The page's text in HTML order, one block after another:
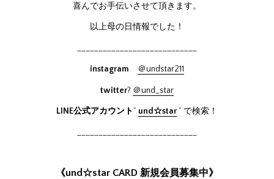
喜んでお手伝いさせて頂きます。
以上母の日情報でした！
instagram ＠undstar211
twitter? ＠und_star
LINE公式アカウント” und☆star” で検索！
《und☆star CARD 新規会員募集中》